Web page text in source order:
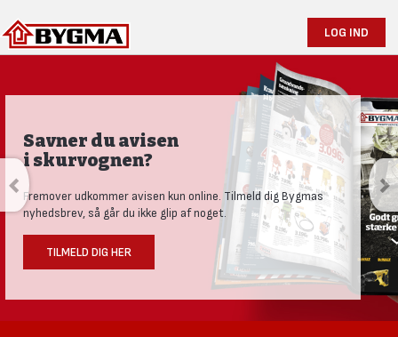
LOG IND
Savner du avisen
i skurvognen?
Fremover udkommer avisen kun online. Tilmeld dig Bygmas
nyhedsbrev, så går du ikke glip af noget.
TILMELD DIG HER